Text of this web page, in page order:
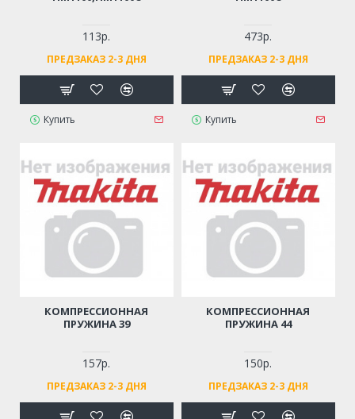
113р.
ПРЕДЗАКАЗ 2-3 ДНЯ
Купить
473р.
ПРЕДЗАКАЗ 2-3 ДНЯ
Купить
КОМПРЕССИОННАЯ
ПРУЖИНА 39
157р.
ПРЕДЗАКАЗ 2-3 ДНЯ
КОМПРЕССИОННАЯ
ПРУЖИНА 44
150р.
ПРЕДЗАКАЗ 2-3 ДНЯ